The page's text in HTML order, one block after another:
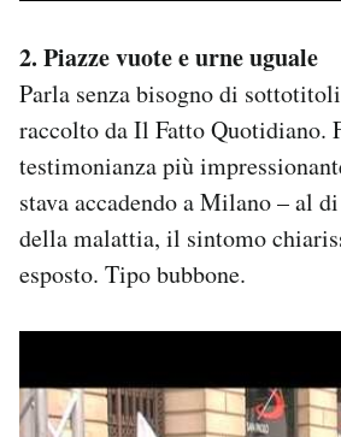
2. Piazze vuote e urne uguale
Parla senza bisogno di
raccolto da Il Fatto Quotidiano.
testimonianza più
stava accadendo a Milano – al
della malattia, il sintomo
esposto. Tipo bubbone.